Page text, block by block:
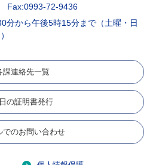
Fax:0993-72-9436
分から午後5時15分まで（土曜・日
課連絡先一覧
の証明書発行
でのお問い合わせ